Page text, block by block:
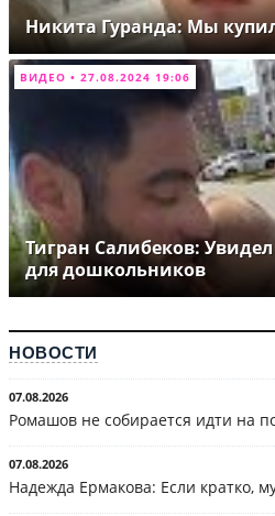
Никита Гуранда: Мы
ВИДЕО • 27.08.2024 19:06
Тигран Салибеков:
для дошкольников
НОВОСТИ
07.08.2026
Ромашов не собирается идти на
07.08.2026
Надежда Ермакова: Если кратко,